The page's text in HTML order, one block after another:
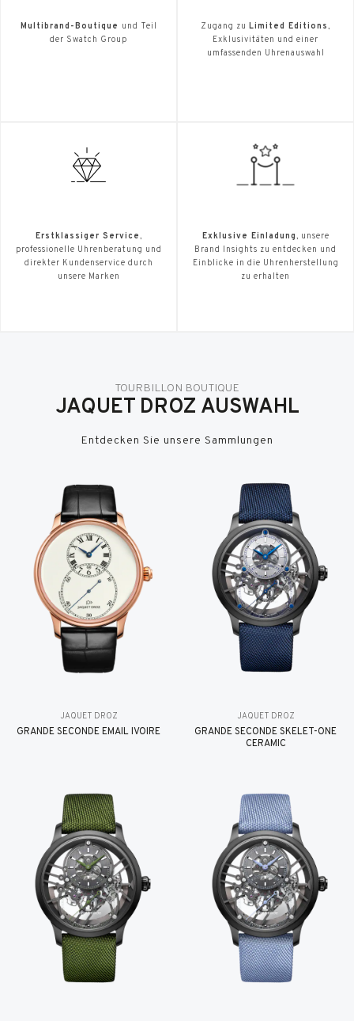
Multibrand-Boutique
und Teil
der Swatch Group
Zugang zu Limited Editions,
Exklusivitäten und einer
umfassenden Uhrenauswahl
Erstklassiger Service,
professionelle Uhrenberatung und
direkter Kundenservice durch
unsere Marken
Exklusive Einladung, unsere
Brand Insights zu entdecken und
Einblicke in die Uhrenherstellung
zu erhalten
TOURBILLON BOUTIQUE
JAQUET DROZ AUSWAHL
Entdecken Sie unsere Sammlungen
JAQUET DROZ
GRANDE SECONDE EMAIL IVOIRE
JAQUET DROZ
GRANDE SECONDE SKELET-ONE
CERAMIC